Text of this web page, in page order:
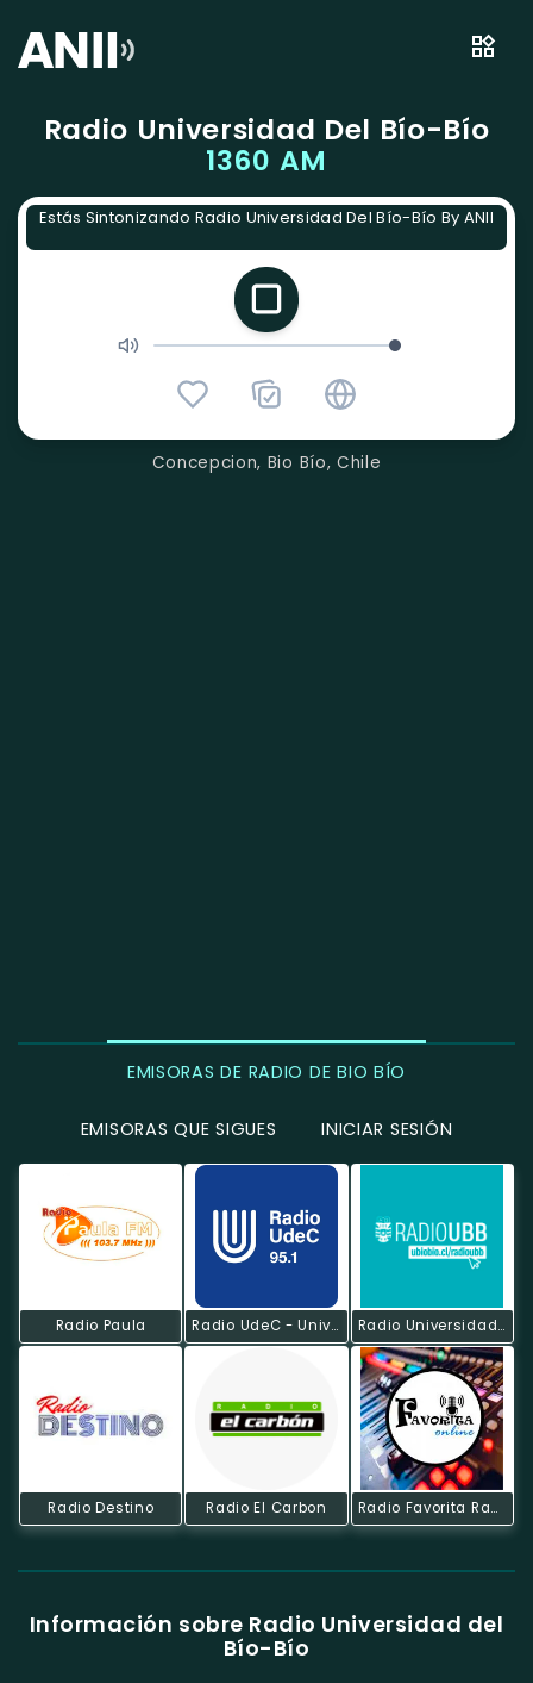
Radio Universidad Del Bío-Bío
1360 AM
Estás Sintonizando Radio Universidad Del Bío-Bío By ANII
Concepcion, Bio Bío, Chile
EMISORAS DE RADIO DE BIO BÍO
EMISORAS QUE SIGUES INICIAR SESIÓN
Radio Paula Radio UdeC - Universidad De Concepción Radio Universidad Del Bío-Bío
Radio Destino Radio El Carbon Radio Favorita Ranchera
Información sobre Radio Universidad del
Bío-Bío